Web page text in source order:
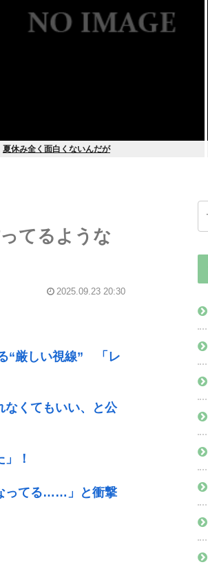
夏休み全く面白くないんだが
てるような
2025.09.23 20:30
“厳しい視線” 「レ
なくてもいい、と公
！
ってる……」と衝撃